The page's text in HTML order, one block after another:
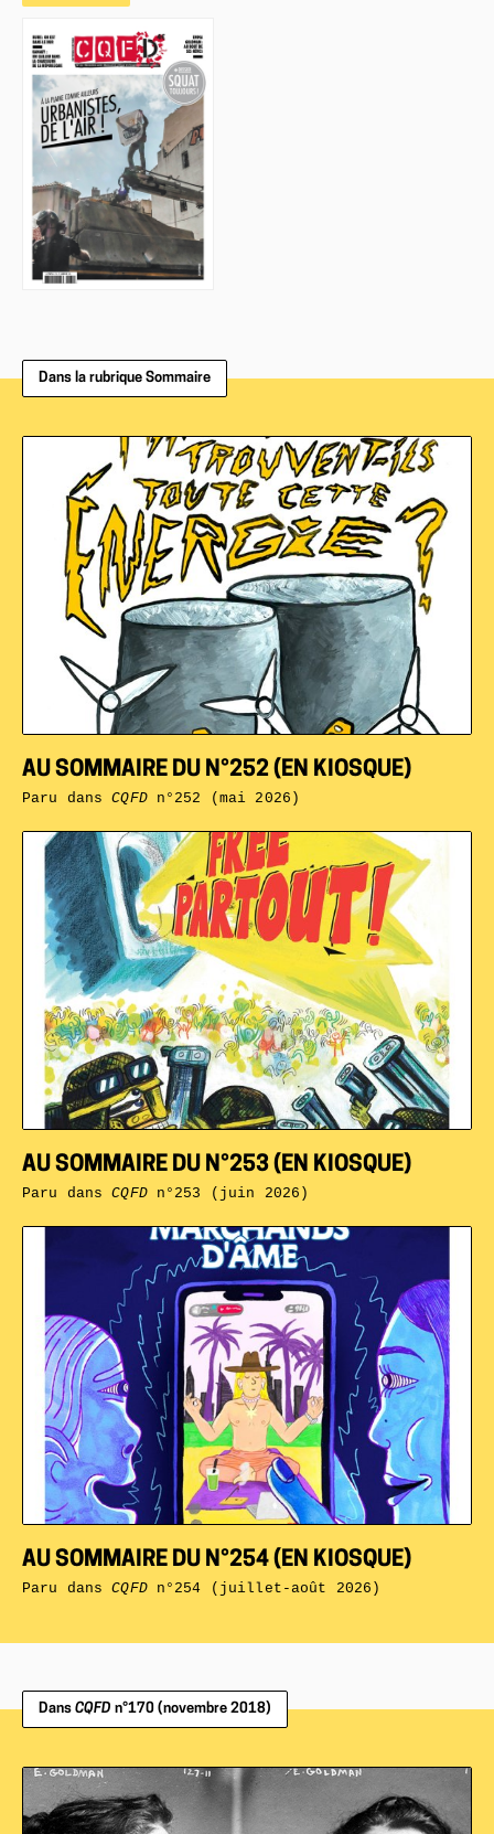
Dans la rubrique Sommaire
AU SOMMAIRE DU N°254 (EN KIOSQUE)
Paru dansCQFDn°254 (juillet-août 2026)
AU SOMMAIRE DU N°253 (EN KIOSQUE)
Paru dansCQFDn°253 (juin 2026)
AU SOMMAIRE DU N°252 (EN KIOSQUE)
Paru dansCQFDn°252 (mai 2026)
Dans CQFD n°170 (novembre 2018)